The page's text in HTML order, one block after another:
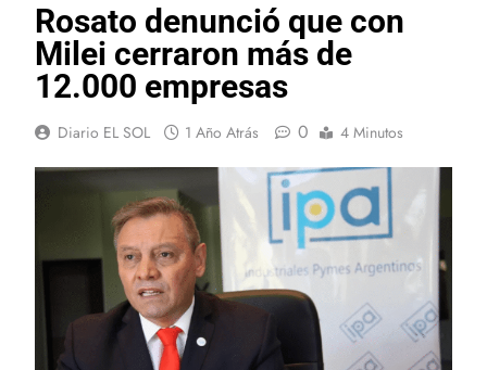
Rosato denunció que con
Milei cerraron más de
12.000 empresas
Diario EL SOL 1 Año Atrás 0 4 Minutos